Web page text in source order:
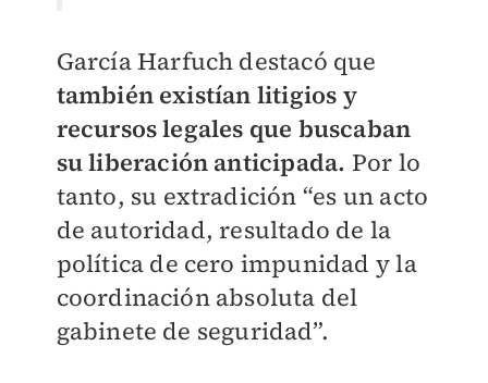
García Harfuch destacó que
también existían litigios y
recursos legales que buscaban
su liberación anticipada. Por lo
tanto, su extradición “es un acto
de autoridad, resultado de la
política de cero impunidad y la
coordinación absoluta del
gabinete de seguridad”.